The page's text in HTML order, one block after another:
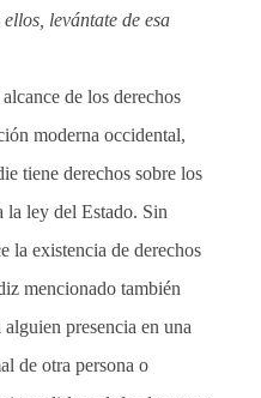
levántate de esa
de los derechos
moderna occidental,
tiene derechos sobre los
la ley del Estado. Sin
la existencia de derechos
mencionado también
alguien presencia en una
de otra persona o